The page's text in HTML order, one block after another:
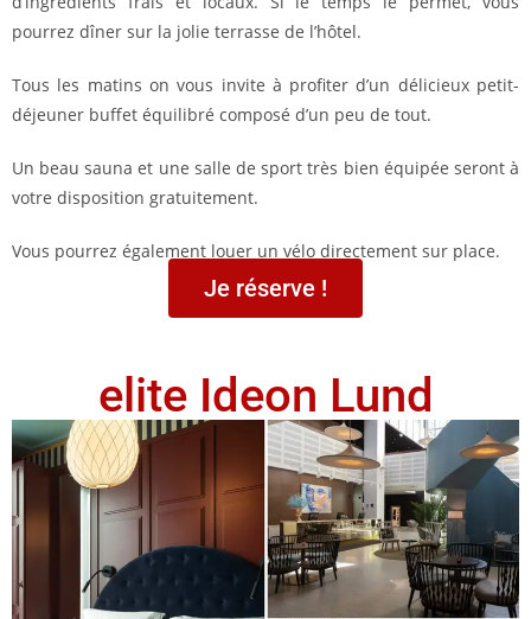
pourrez dîner sur la jolie terrasse de l’hôtel.
Tous les matins on vous invite à profiter d’un délicieux petit-
déjeuner buffet équilibré composé d’un peu de tout.
Un beau sauna et une salle de sport très bien équipée seront à
votre disposition gratuitement.
Vous pourrez également louer un vélo directement sur place.
Je réserve !
elite Ideon Lund